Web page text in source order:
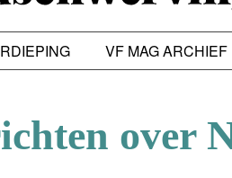
VF MAG ARCHIEF
over